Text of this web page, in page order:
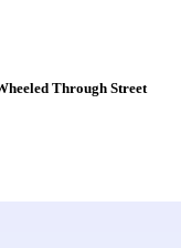
Through Street